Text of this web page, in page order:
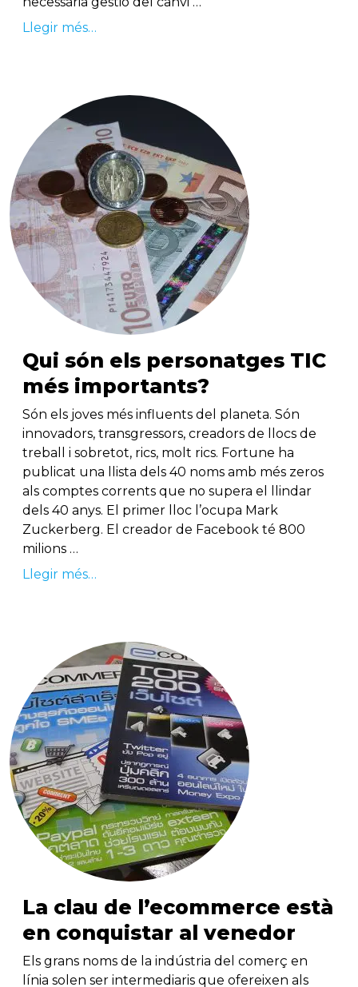
Llegir més…
Qui són els personatges TIC
més importants?
Són els joves més influents del planeta. Són
innovadors, transgressors, creadors de llocs de
treball i sobretot, rics, molt rics. Fortune ha
publicat una llista dels 40 noms amb més zeros
als comptes corrents que no supera el llindar
dels 40 anys. El primer lloc l’ocupa Mark
Zuckerberg. El creador de Facebook té 800
milions …
Llegir més…
La clau de l’ecommerce està
en conquistar al venedor
Els grans noms de la indústria del comerç en
línia solen ser intermediaris que ofereixen als